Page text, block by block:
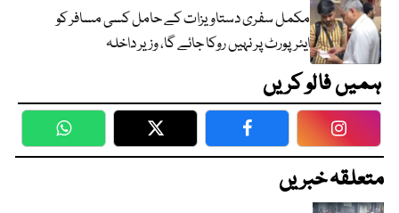
مکمل سفری دستاویزات کے حامل کسی مسافر کو
ایئرپورٹ پر نہیں روکا جائے گا، وزیر داخلہ
ہمیں فالو کریں
WhatsApp Twitter Facebook
متعلقہ خبریں